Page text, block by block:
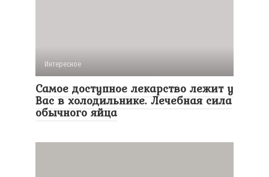
Интересное
Самое доступное лекарство лежит у
Вас в холодильнике. Лечебная сила
обычного яйца